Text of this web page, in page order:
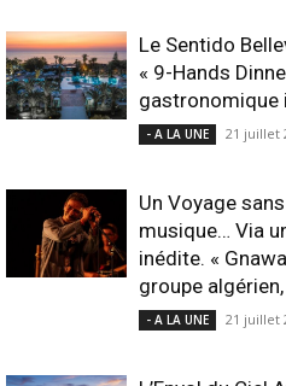
Le Sentido
« 9-Hands
gastronomique
- A LA UNE 21 juillet
Un Voyage
musique… Via
inédite. «
groupe
- A LA UNE 21 juillet